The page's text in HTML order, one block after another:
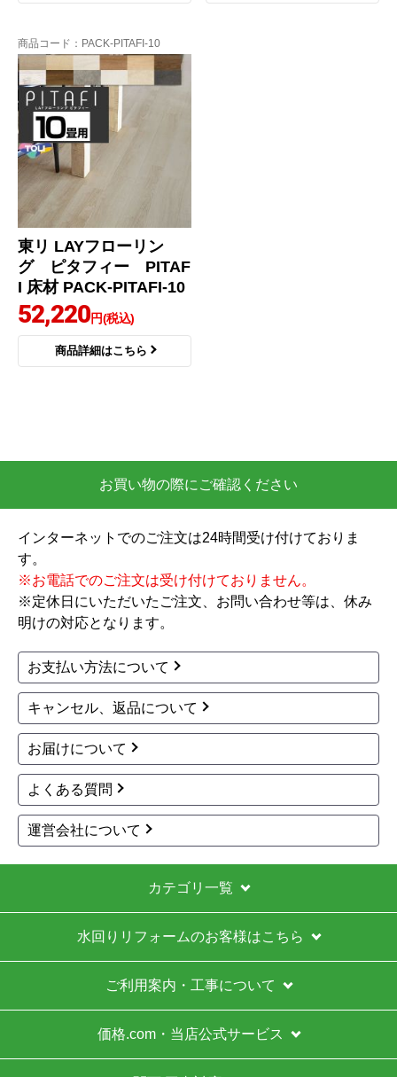
商品コード ：PACK-PITAFI-10
東リ LAYフローリン
グ ピタフィー PITAF
I 床材 PACK-PITAFI-10
52,220円(税込)
商品詳細はこちら
お買い物の際にご確認ください
インターネットでのご注文は24時間受け付けておりま
す。
※お電話でのご注文は受け付けておりません。
※定休日にいただいたご注文、お問い合わせ等は、休み
明けの対応となります。
お支払い方法について
キャンセル、返品について
お届けについて
よくある質問
運営会社について
カテゴリ一覧
水回りリフォームのお客様はこちら
ご利用案内・工事について
価格.com・当店公式サービス